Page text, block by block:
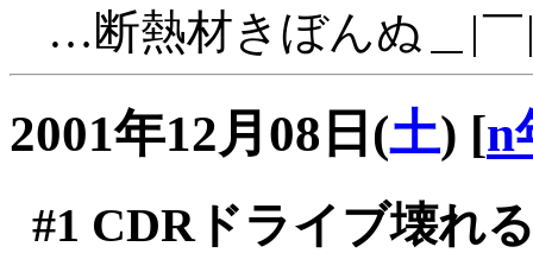
…断熱材きぼんぬ＿|
2001年12月08日(土) [n
#1 CDRドライブ壊れ